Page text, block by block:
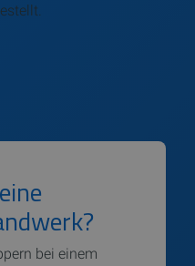
bei einem